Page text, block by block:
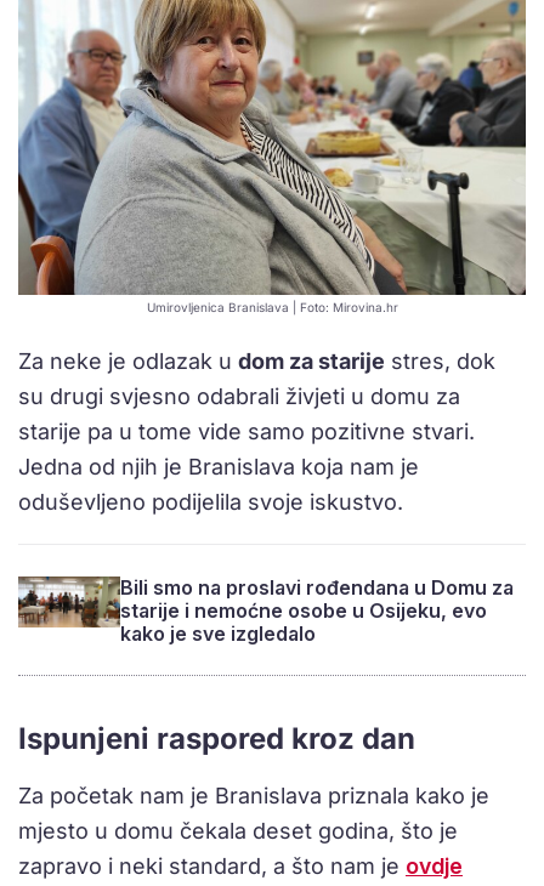
Umirovljenica Branislava | Foto: Mirovina.hr
Za neke je odlazak u dom za starije stres, dok
su drugi svjesno odabrali živjeti u domu za
starije pa u tome vide samo pozitivne stvari.
Jedna od njih je Branislava koja nam je
oduševljeno podijelila svoje iskustvo.
Bili smo na proslavi rođendana u Domu za
starije i nemoćne osobe u Osijeku, evo
kako je sve izgledalo
Ispunjeni raspored kroz dan
Za početak nam je Branislava priznala kako je
mjesto u domu čekala deset godina, što je
zapravo i neki standard, a što nam je ovdje